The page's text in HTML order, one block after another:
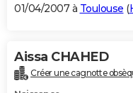
01/04/2007 à Toulouse (
Aissa CHAHED
Créer une cagnotte